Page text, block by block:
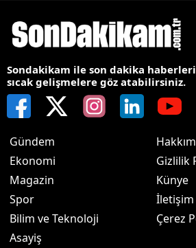
Sondakikam ile son dakika
sıcak gelişmelere göz atabilirsiniz.
Gündem
Ekonomi
Magazin
Spor
Bilim ve Teknoloji
Asayiş
Gizlilik
Künye
İletişim
Çerez